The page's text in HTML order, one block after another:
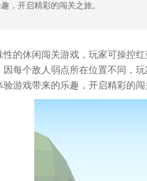
，开启精彩的闯关之旅。
性的休闲闯关游戏，玩家可操控
每个敌人弱点所在位置不同，
游戏带来的乐趣，开启精彩的